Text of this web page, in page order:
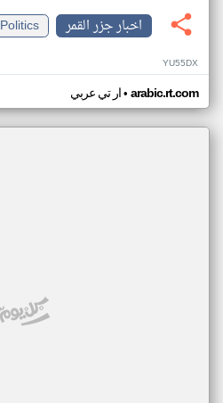
اخبار جزر القمر
Politics
YU55DX
ار تي عربي• arabic.rt.com